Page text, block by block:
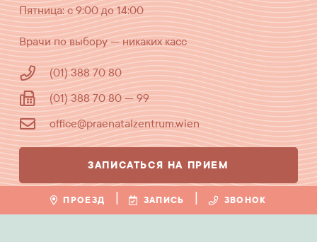
Пятница: с 9:00 до 14:00
Врачи по выбору — никаких касс
(01) 388 70 80
(01) 388 70 80 — 99
office@praenatalzentrum.wien
ЗАПИСАТЬСЯ НА ПРИЕМ
ПРОЕЗД | ЗАПИСЬ | ЗВОНОК